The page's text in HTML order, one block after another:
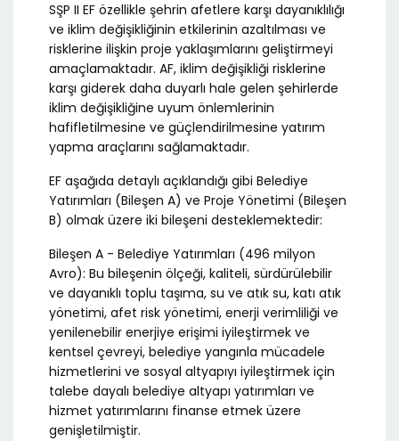
SŞP II EF özellikle şehrin afetlere karşı dayanıklılığı
ve iklim değişikliğinin etkilerinin azaltılması ve
risklerine ilişkin proje yaklaşımlarını geliştirmeyi
amaçlamaktadır. AF, iklim değişikliği risklerine
karşı giderek daha duyarlı hale gelen şehirlerde
iklim değişikliğine uyum önlemlerinin
hafifletilmesine ve güçlendirilmesine yatırım
yapma araçlarını sağlamaktadır.
EF aşağıda detaylı açıklandığı gibi Belediye
Yatırımları (Bileşen A) ve Proje Yönetimi (Bileşen
B) olmak üzere iki bileşeni desteklemektedir:
Bileşen A - Belediye Yatırımları (496 milyon
Avro): Bu bileşenin ölçeği, kaliteli, sürdürülebilir
ve dayanıklı toplu taşıma, su ve atık su, katı atık
yönetimi, afet risk yönetimi, enerji verimliliği ve
yenilenebilir enerjiye erişimi iyileştirmek ve
kentsel çevreyi, belediye yangınla mücadele
hizmetlerini ve sosyal altyapıyı iyileştirmek için
talebe dayalı belediye altyapı yatırımları ve
hizmet yatırımlarını finanse etmek üzere
genişletilmiştir.